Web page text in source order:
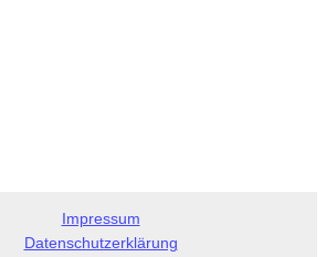
Impressum
Datenschutzerklärung